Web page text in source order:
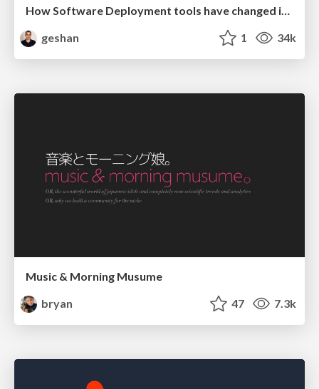
How Software Deployment tools have changed in the past 20 years
geshan
1 34k
Music & Morning Musume
bryan
47 7.3k